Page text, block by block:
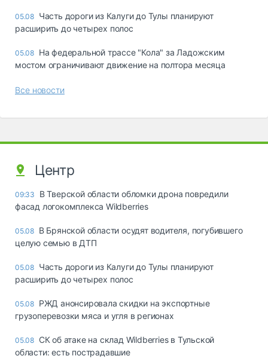
05.08 Часть дороги из Калуги до Тулы планируют
расширить до четырех полос
05.08 На федеральной трассе "Кола" за Ладожским
мостом ограничивают движение на полтора месяца
Все новости
Центр
09:33
В Тверской области обломки дрона повредили
фасад логокомплекса Wildberries
05.08 В Брянской области осудят водителя, погубившего
целую семью в ДТП
05.08 Часть дороги из Калуги до Тулы планируют
расширить до четырех полос
05.08 РЖД анонсировала скидки на экспортные
грузоперевозки мяса и угля в регионах
05.08 СК об атаке на склад Wildberries в Тульской
области: есть пострадавшие